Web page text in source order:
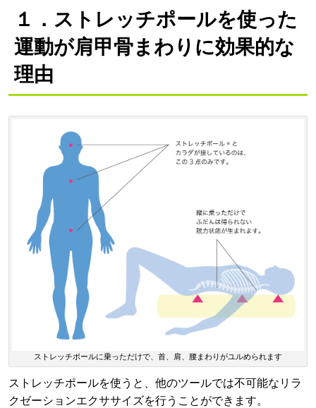
１．ストレッチポールを使った
運動が肩甲骨まわりに効果的な
理由
ストレッチポールに乗っただけで、首、肩、腰まわりがユルめられます
ストレッチポールを使うと、他のツールでは不可能なリラ
クゼーションエクササイズを行うことができます。